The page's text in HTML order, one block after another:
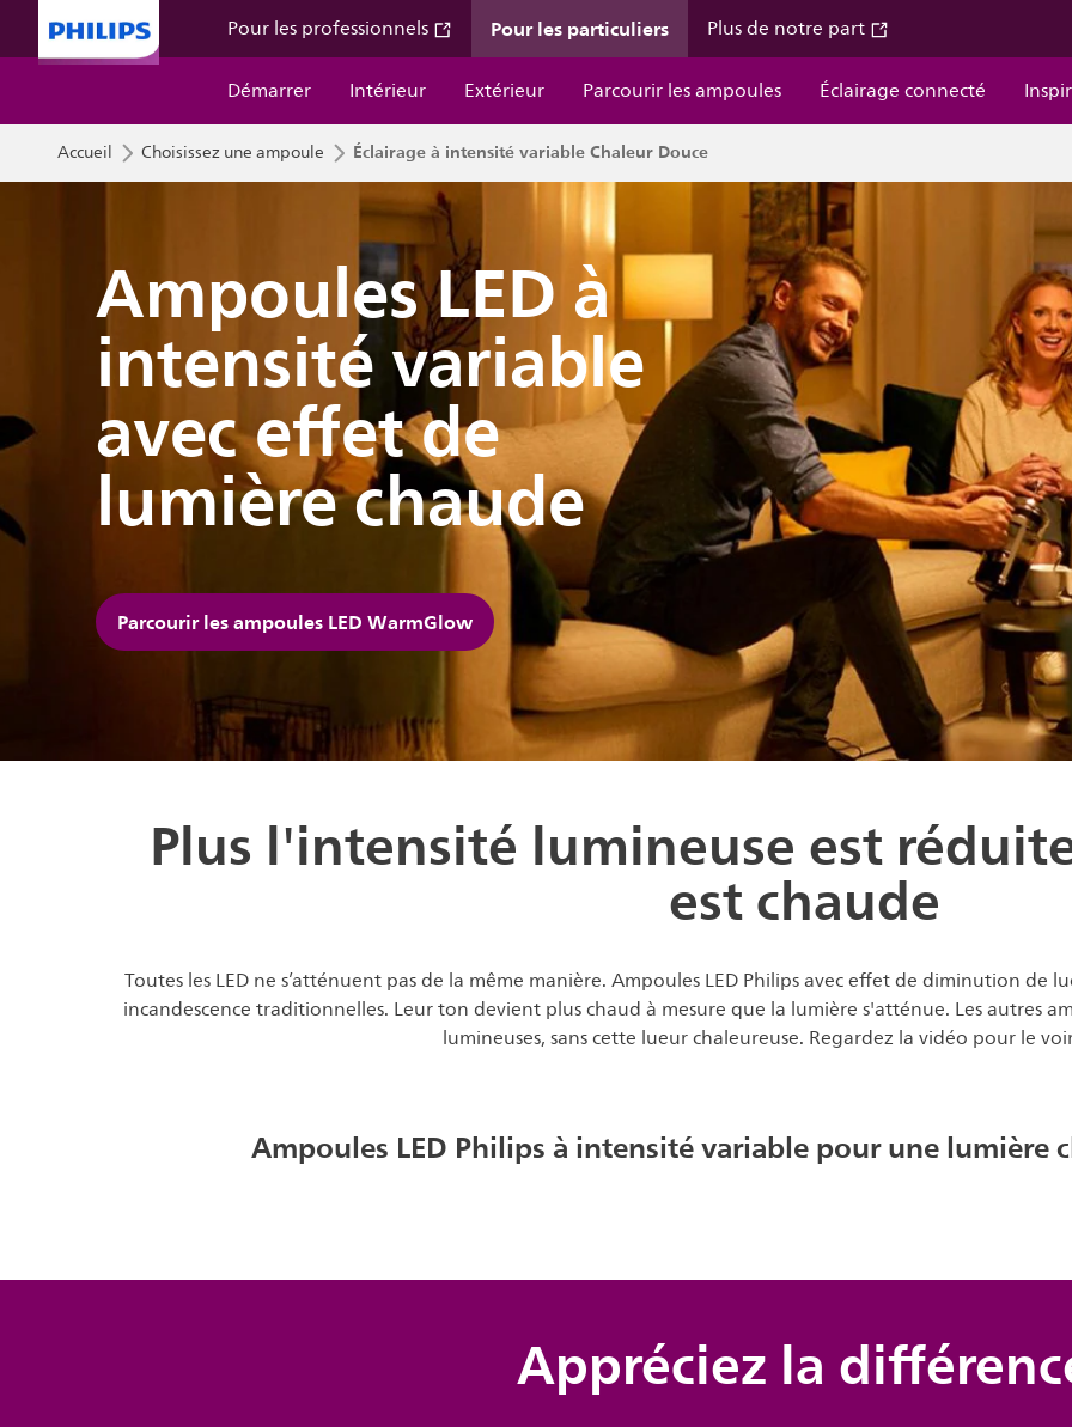
Pour les professionnels Pour les particuliers Plus de notre part
Démarrer
Intérieur Extérieur Parcourir les ampoules Éclairage connecté
Accueil Choisissez une ampoule Éclairage à intensité variable Chaleur Douce
Ampoules LED à
intensité variable
avec effet de
lumière chaude
Parcourir les ampoules LED WarmGlow
Plus l'intensité lumineuse est
est chaude
Toutes les LED ne s’atténuent pas de la même manière. Ampoules LED Philips avec effet de diminution de
incandescence traditionnelles. Leur ton devient plus chaud à mesure que la lumière s'atténue. Les autres
lumineuses, sans cette lueur chaleureuse. Regardez la vidéo pour le
Ampoules LED Philips à intensité variable pour une lumière
Appréciez la